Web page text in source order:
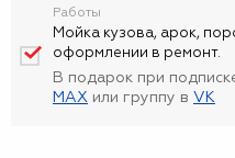
Работы
Мойка кузова, арок,
оформлении в ремонт.
В подарок при
MAX или группу в VK